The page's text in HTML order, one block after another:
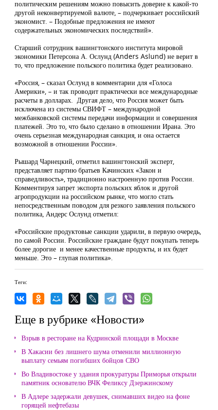
политическим решениям можно повысить доверие к какой-то
другой неконвертируемой валюте, – подчеркивает российский
экономист. – Подобные предложения не имеют
содержательных экономических последствий».
Старший сотрудник вашингтонского института мировой
экономики Петерсона А. Ослунд (Anders Aslund) не верит в
то, что предложение польского политика будет реализовано.
«Россия, – сказал Ослунд в комментарии для «Голоса
Америки», – и так проводит практически все международные
расчеты в долларах. Другая дело, что Россия может быть
исключена из системы СВИФТ – международной
межбанковской системы передачи информации и совершения
платежей. Это то, что было сделано в отношении Ирана. Это
очень серьезная международная санкция, и она остается
возможной в отношении России».
Рышард Чарнецкий, отметил вашингтонский эксперт,
представляет партию братьев Качинских «Закон и
справедливость», традиционно настроенную против России.
Комментируя запрет экспорта польских яблок и другой
агропродукции на российском рынке, что могло стать
непосредственным поводом для резкого заявления польского
политика, Андерс Ослунд отметил:
«Российские продуктовые санкции ударили, в первую очередь,
по самой России. Российские граждане будут покупать теперь
более дорогие и менее качественные продукты, и их будет
меньше. Это – глупая политика».
Теги:
Еще в рубрике «Новости»
Взрыв в ресторане на Кудринской площади в Москве
В Хакасии без лишнего шума отменили миллионную
выплату семьям погибших бойцов СВО
Во Владивостоке у здания прокуратуры Приморья открыли
памятник основателю ВЧК Феликсу Дзержинскому
В Адлере задержали девушек, снимавших видео на фоне
горящей нефтебазы